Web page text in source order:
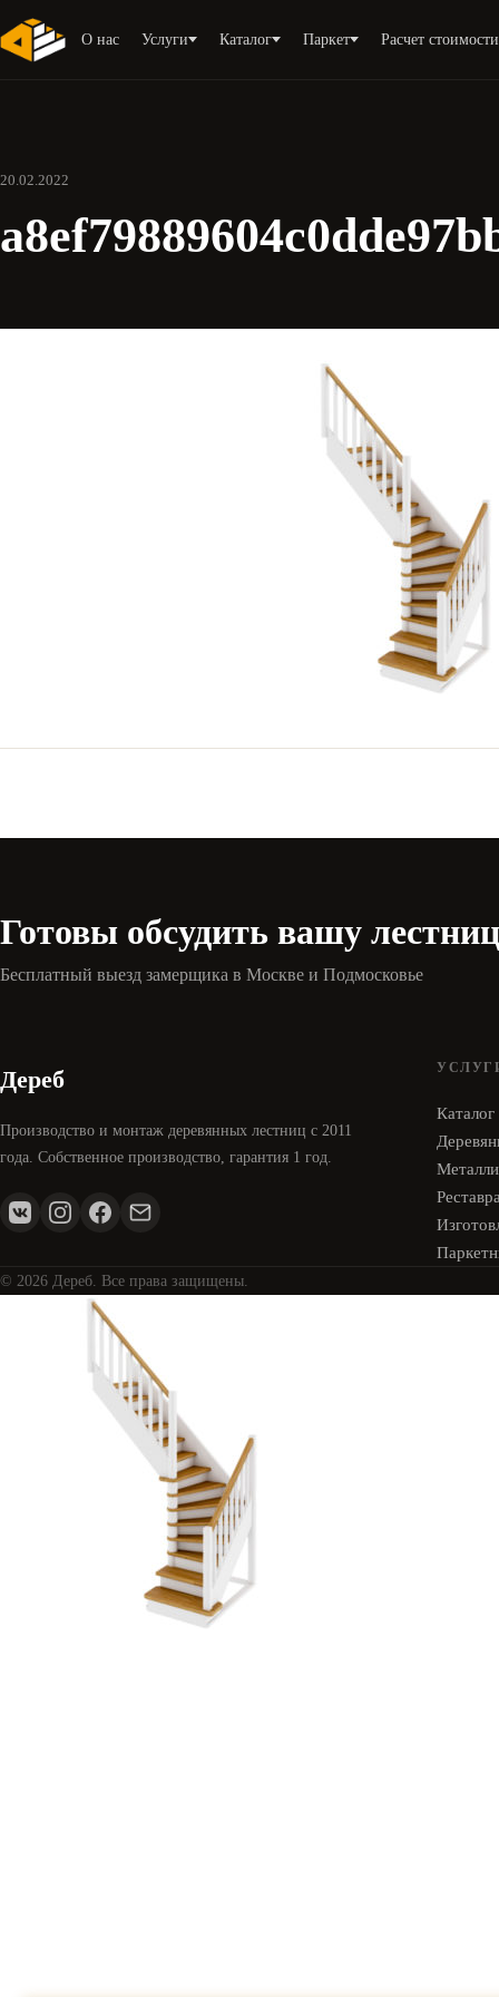
О нас Услуги Каталог Паркет Расчет стоимости
20.02.2022
Готовы обсудить вашу
Бесплатный выезд замерщика в Москве и Подмосковье
Дереб
Производство и монтаж деревянных лестниц с 2011
года. Собственное производство, гарантия 1 год.
Каталог
© 2026 Дереб. Все права защищены.